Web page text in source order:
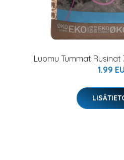
Luomu Tummat Rusinat
1.99